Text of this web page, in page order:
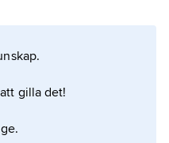
populäraste
gilla det!